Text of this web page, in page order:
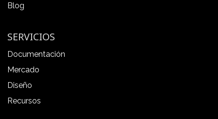
Blog
SERVICIOS
Documentación
Mercado
Diseño
Recursos